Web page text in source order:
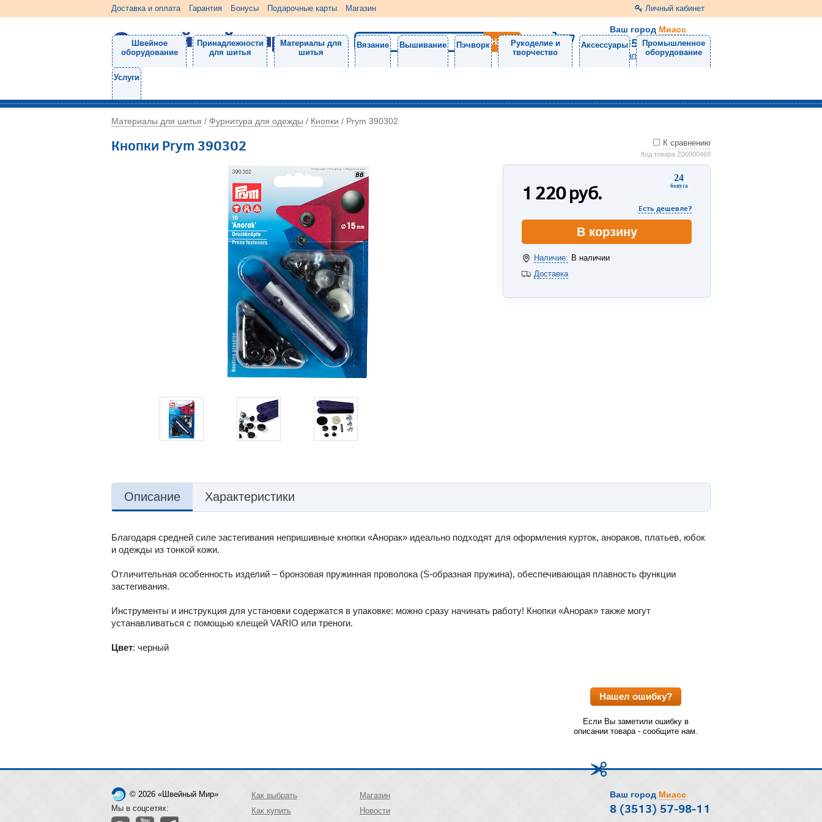
Доставка и оплата Гарантия Бонусы Подарочные карты Магазин Личный кабинет
Ваш город Миасс
8 (3513) 57-98-11
Напишите нам
Швейное
оборудование
Принадлежности
для шитья
Материалы для
шитья
Вязание Вышивание Пэчворк
Рукоделие и
творчество
Аксессуары
Промышленное
оборудование
Услуги
Материалы для шитья / Фурнитура для одежды / Кнопки / Prym 390302
Кнопки Prym 390302 К сравнению
Код товара Z00000469
24
бонуса
1 220руб.
Есть дешевле?
В корзину
Наличие: В наличии
Доставка
Описание Характеристики
Благодаря средней силе застегивания непришивные кнопки «Анорак» идеально подходят для оформления курток, анораков, платьев, юбок
и одежды из тонкой кожи.
Отличительная особенность изделий – бронзовая пружинная проволока (S-образная пружина), обеспечивающая плавность функции
застегивания.
Инструменты и инструкция для установки содержатся в упаковке: можно сразу начинать работу! Кнопки «Анорак» также могут
устанавливаться с помощью клещей VARIO или треноги.
Цвет: черный
Нашел ошибку?
Если Вы заметили ошибку в
описании товара - сообщите нам.
© 2026 «Швейный Мир»
Мы в соцсетях:
Как выбрать
Как купить
Магазин
Новости
Ваш город Миасс
8 (3513) 57-98-11